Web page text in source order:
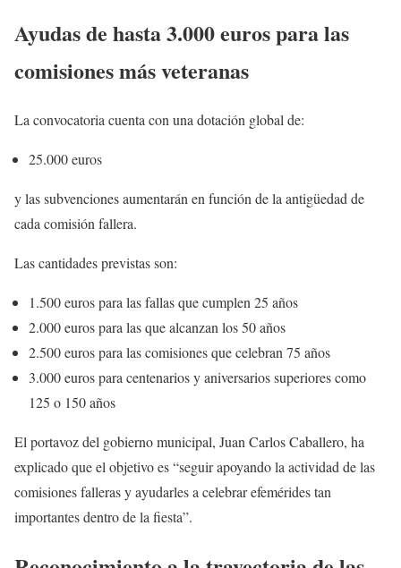
Ayudas de hasta 3.000 euros para las
comisiones más veteranas
La convocatoria cuenta con una dotación global de:
25.000 euros
y las subvenciones aumentarán en función de la antigüedad de
cada comisión fallera.
Las cantidades previstas son:
1.500 euros para las fallas que cumplen 25 años
2.000 euros para las que alcanzan los 50 años
2.500 euros para las comisiones que celebran 75 años
3.000 euros para centenarios y aniversarios superiores como
125 o 150 años
El portavoz del gobierno municipal, Juan Carlos Caballero, ha
explicado que el objetivo es “seguir apoyando la actividad de las
comisiones falleras y ayudarles a celebrar efemérides tan
importantes dentro de la fiesta”.